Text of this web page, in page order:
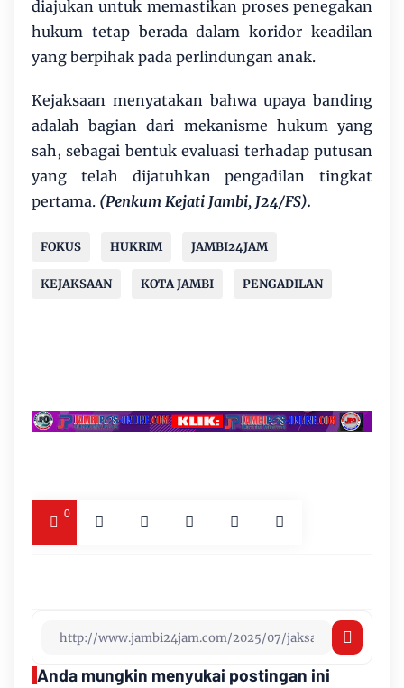
diajukan untuk memastikan proses penegakan
hukum tetap berada dalam koridor keadilan
yang berpihak pada perlindungan anak.
Kejaksaan menyatakan bahwa upaya banding
adalah bagian dari mekanisme hukum yang
sah, sebagai bentuk evaluasi terhadap putusan
yang telah dijatuhkan pengadilan tingkat
pertama. (Penkum Kejati Jambi, J24/FS).
FOKUS HUKRIM JAMBI24JAM
KEJAKSAAN KOTA JAMBI PENGADILAN
0
Anda mungkin menyukai postingan ini